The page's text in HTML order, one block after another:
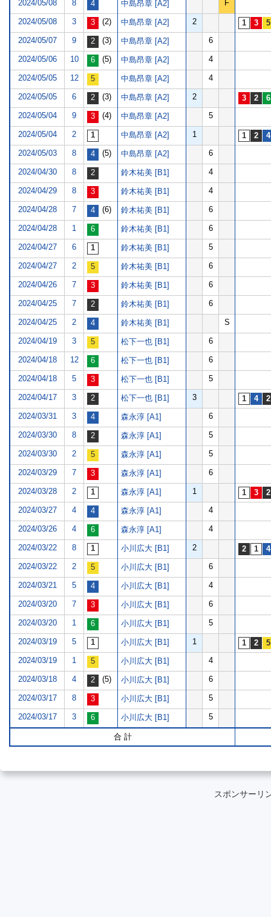
2024/05/08 8 中島昂章 [A2] F
2024/05/08 3 (2) 中島昂章 [A2] 2
2024/05/07 9 (3) 中島昂章 [A2] 6
2024/05/06 10 (5) 中島昂章 [A2] 4
2024/05/05 12 中島昂章 [A2] 4
2024/05/05 6 (3) 中島昂章 [A2] 2
2024/05/04 9 (4) 中島昂章 [A2] 5
2024/05/04 2 中島昂章 [A2] 1
2024/05/03 8 (5) 中島昂章 [A2] 6
2024/04/30 8 鈴木祐美 [B1] 4
2024/04/29 8 鈴木祐美 [B1] 4
2024/04/28 7 (6) 鈴木祐美 [B1] 6
2024/04/28 1 鈴木祐美 [B1] 6
2024/04/27 6 鈴木祐美 [B1] 5
2024/04/27 2 鈴木祐美 [B1] 6
2024/04/26 7 鈴木祐美 [B1] 6
2024/04/25 7 鈴木祐美 [B1] 6
2024/04/25 2 鈴木祐美 [B1] S
2024/04/19 3 松下一也 [B1] 6
2024/04/18 12 松下一也 [B1] 6
2024/04/18 5 松下一也 [B1] 5
2024/04/17 3 松下一也 [B1] 3
2024/03/31 3 森永淳 [A1] 6
2024/03/30 8 森永淳 [A1] 5
2024/03/30 2 森永淳 [A1] 5
2024/03/29 7 森永淳 [A1] 6
2024/03/28 2 森永淳 [A1] 1
2024/03/27 4 森永淳 [A1] 4
2024/03/26 4 森永淳 [A1] 4
2024/03/22 8 小川広大 [B1] 2
2024/03/22 2 小川広大 [B1] 6
2024/03/21 5 小川広大 [B1] 4
2024/03/20 7 小川広大 [B1] 6
2024/03/20 1 小川広大 [B1] 5
2024/03/19 5 小川広大 [B1] 1
2024/03/19 1 小川広大 [B1] 4
2024/03/18 4 (5) 小川広大 [B1] 6
2024/03/17 8 小川広大 [B1] 5
2024/03/17 3 小川広大 [B1] 5
合 計
スポンサーリ